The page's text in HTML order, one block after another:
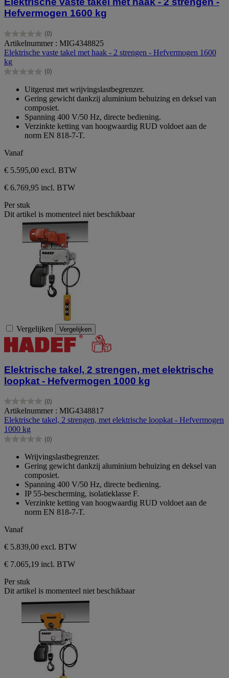
Hefvermogen 1600 kg
(0)
0.0
van
de
5
sterren.
Artikelnummer : MIG4348825
Elektrische vaste takel met haak - 2 strengen - Hefvermogen 1600
kg
(0)
0.0
sterren.
Uitgerust met wrijvingslastbegrenzer.
Gering gewicht dankzij aluminium behuizing en deksel van
composiet.
Spanning 400 V/50 Hz, directe bediening.
Verzinkte ketting van hoogwaardig RUD voldoet aan de
norm EN 818-7-T.
Vanaf
€ 5.595,00 excl. BTW
€ 6.769,95 incl. BTW
Per stuk
Dit artikel is momenteel niet beschikbaar
Vergelijken Vergelijken
Elektrische takel, 2 strengen, met elektrische
loopkat - Hefvermogen 1000 kg
(0)
0.0
van
de
5
sterren.
Artikelnummer : MIG4348817
Elektrische takel, 2 strengen, met elektrische loopkat - Hefvermogen
1000 kg
(0)
0.0
sterren.
Wrijvingslastbegrenzer.
Gering gewicht dankzij aluminium behuizing en deksel van
composiet.
Spanning 400 V/50 Hz, directe bediening.
IP 55-bescherming, isolatieklasse F.
Verzinkte ketting van hoogwaardig RUD voldoet aan de
norm EN 818-7-T.
Vanaf
€ 5.839,00 excl. BTW
€ 7.065,19 incl. BTW
Per stuk
Dit artikel is momenteel niet beschikbaar